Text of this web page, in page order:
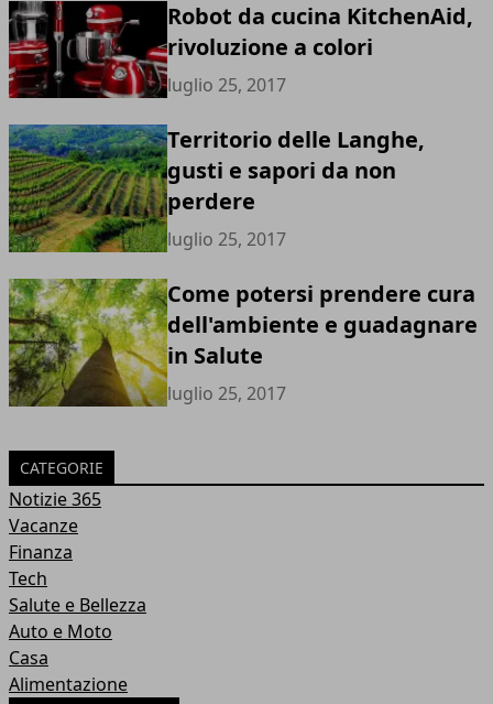
Robot da cucina KitchenAid,
rivoluzione a colori
luglio 25, 2017
Territorio delle Langhe,
gusti e sapori da non
perdere
luglio 25, 2017
Come potersi prendere cura
dell'ambiente e guadagnare
in Salute
luglio 25, 2017
CATEGORIE
Notizie 365
Vacanze
Finanza
Tech
Salute e Bellezza
Auto e Moto
Casa
Alimentazione